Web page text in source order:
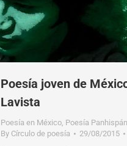
Poesía joven de
Lavista
Poesía en México Poesía
By Círculo de poesía 29/08/2015